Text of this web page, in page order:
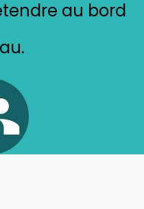
au bord